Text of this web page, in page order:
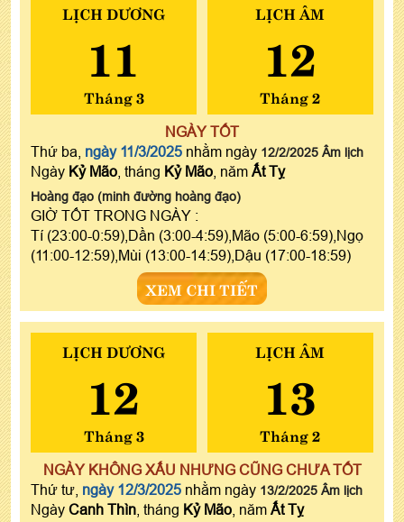
LỊCH DƯƠNG
11
Tháng 3
LỊCH ÂM
12
Tháng 2
NGÀY TỐT
Thứ ba, ngày 11/3/2025 nhằm ngày 12/2/2025 Âm lịch
Ngày Kỷ Mão , tháng Kỷ Mão , năm Ất Tỵ
Hoàng đạo (minh đường hoàng đạo)
GIỜ TỐT TRONG NGÀY :
Tí (23:00-0:59),Dần (3:00-4:59),Mão (5:00-6:59),Ngọ
(11:00-12:59),Mùi (13:00-14:59),Dậu (17:00-18:59)
XEM CHI TIẾT
LỊCH DƯƠNG
12
Tháng 3
LỊCH ÂM
13
Tháng 2
NGÀY KHÔNG XẤU NHƯNG CŨNG CHƯA TỐT
Thứ tư, ngày 12/3/2025 nhằm ngày 13/2/2025 Âm lịch
Ngày Canh Thìn , tháng Kỷ Mão , năm Ất Tỵ